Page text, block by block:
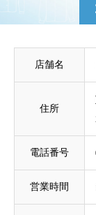
店舗名
住所
電話番号
営業時間